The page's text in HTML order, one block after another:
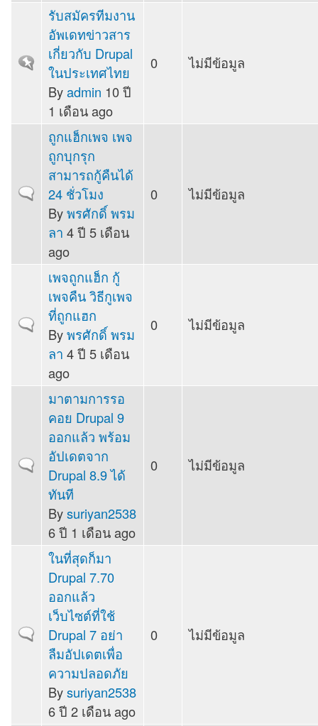
Sticky topic
รับสมัครทีมงาน
อัพเดทข่าวสาร
เกี่ยวกับ Drupal
ในประเทศไทย
Byadmin 10 ปี
1 เดือน ago
0 ไม่มีข้อมูล
Normal topic
ถูกแฮ็กเพจ เพจ
ถูกบุกรุก
สามารถกู้คืนได้
24 ชั่วโมง
Byพรศักดิ์ พรม
ลา 4 ปี 5 เดือน
ago
0 ไม่มีข้อมูล
Normal topic
เพจถูกแฮ็ก กู้
เพจคืน วิธีกูเพจ
ที่ถูกแฮก
Byพรศักดิ์ พรม
ลา 4 ปี 5 เดือน
ago
0 ไม่มีข้อมูล
Normal topic
มาตามการรอ
คอย Drupal 9
ออกแล้ว พร้อม
อัปเดตจาก
Drupal 8.9 ได้
ทันที
Bysuriyan2538
6 ปี 1 เดือน ago
0 ไม่มีข้อมูล
Normal topic
ในที่สุดก็มา
Drupal 7.70
ออกแล้ว
เว็บไซต์ที่ใช้
Drupal 7 อย่า
ลืมอัปเดตเพื่อ
ความปลอดภัย
Bysuriyan2538
6 ปี 2 เดือน ago
0 ไม่มีข้อมูล